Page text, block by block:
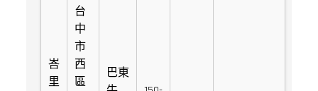
峇
里
台
中
市
西
區
巴東